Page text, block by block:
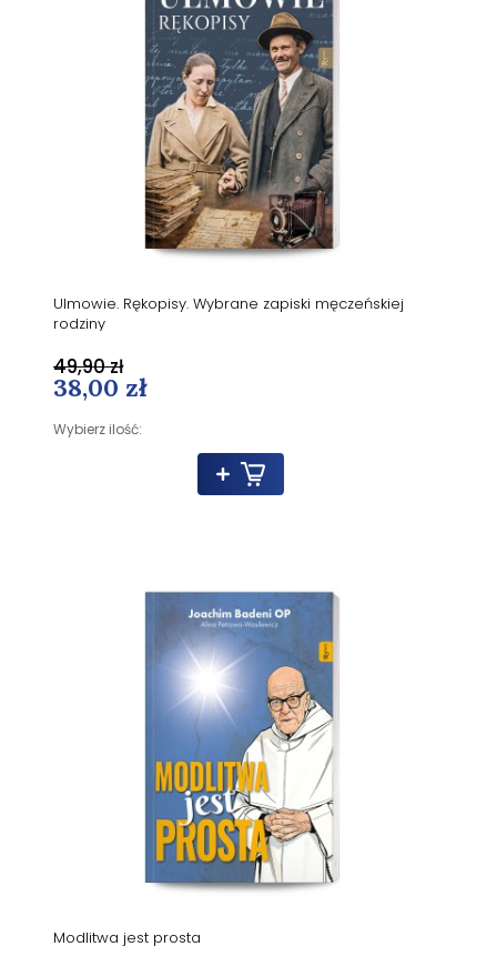
Ulmowie. Rękopisy. Wybrane zapiski męczeńskiej
rodziny
38,00 zł
Wybierz ilość:
49,90 zł
Modlitwa jest prosta